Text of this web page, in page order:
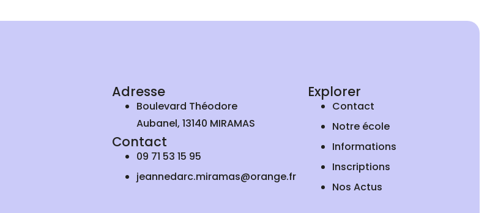
Adresse
Boulevard Théodore
Aubanel, 13140 MIRAMAS
Contact
09 71 53 15 95
jeannedarc.miramas@orange.fr
Explorer
Contact
Notre école
Informations
Inscriptions
Nos Actus